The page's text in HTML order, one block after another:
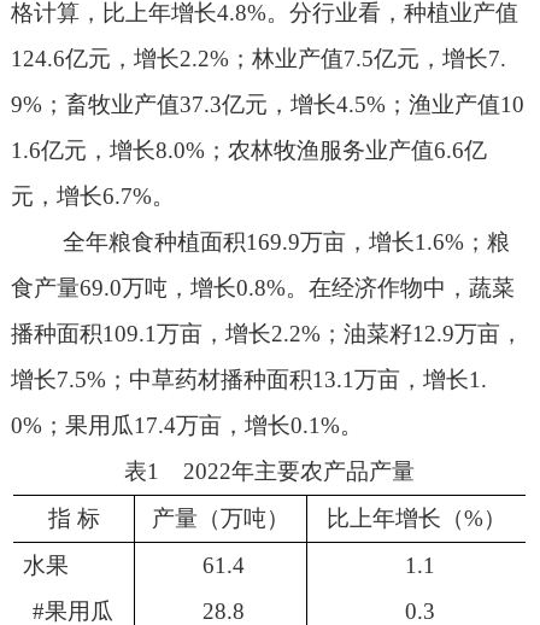
格计算，比上年增长4.8%。分行业看，种植业产值
124.6亿元，增长2.2%；林业产值7.5亿元，增长7.
9%；畜牧业产值37.3亿元，增长4.5%；渔业产值10
1.6亿元，增长8.0%；农林牧渔服务业产值6.6亿
元，增长6.7%。
全年粮食种植面积169.9万亩，增长1.6%；粮
食产量69.0万吨，增长0.8%。在经济作物中，蔬菜
播种面积109.1万亩，增长2.2%；油菜籽12.9万亩，
增长7.5%；中草药材播种面积13.1万亩，增长1.
0%；果用瓜17.4万亩，增长0.1%。
表1 2022年主要农产品产量
指 标
产量（万吨） 比上年增长（%）
水果
61.4
1.1
#果用瓜 28.8
0.3